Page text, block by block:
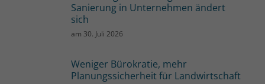
Sanierung in Unternehmen ändert
sich
am 30. Juli 2026
Weniger Bürokratie, mehr
Planungssicherheit für Landwirtschaft